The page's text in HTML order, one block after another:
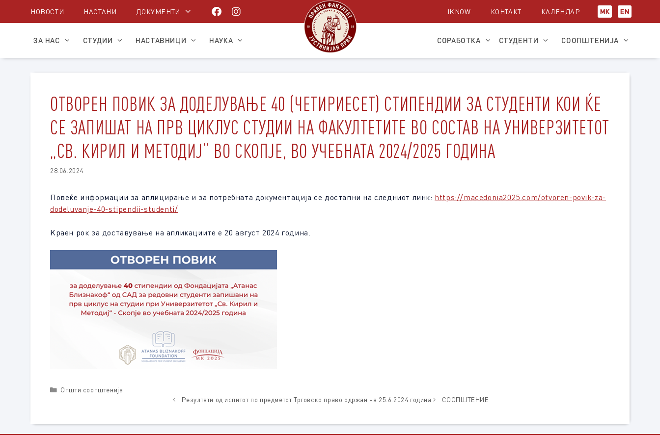
НОВОСТИ НАСТАНИ ДОКУМЕНТИ IKNOW КОНТАКТ КАЛЕНДАР МК EN
ЗА НАС СТУДИИ НАСТАВНИЦИ НАУКА СОРАБОТКА СТУДЕНТИ СООПШТЕНИЈА
ОТВОРЕН ПОВИК ЗА ДОДЕЛУВАЊЕ 40 (ЧЕТИРИЕСЕТ) СТИПЕНДИИ ЗА СТУДЕНТИ КОИ ЌЕ
СЕ ЗАПИШАТ НА ПРВ ЦИКЛУС СТУДИИ НА ФАКУЛТЕТИТЕ ВО СОСТАВ НА УНИВЕРЗИТЕТОТ
„СВ. КИРИЛ И МЕТОДИЈ“ ВО СКОПЈЕ, ВО УЧЕБНАТА 2024/2025 ГОДИНА
28.06.2024
Повеќе информации за аплицирање и за потребната документација се достапни на следниот линк: https://macedonia2025.com/otvoren-povik-za-
dodeluvanje-40-stipendii-studenti/
Kраен рок за доставување на апликациите е 20 август 2024 година.
Categories
Општи соопштенија
Резултати од испитот по предметот Трговско право одржан на 25.6.2024 година
СООПШТЕНИЕ